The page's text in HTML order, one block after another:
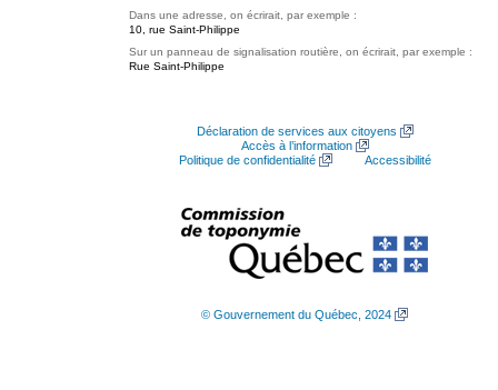
Dans une adresse, on écrirait, par exemple :
10, rue Saint-Philippe
Sur un panneau de signalisation routière, on écrirait, par exemple :
Rue Saint-Philippe
Déclaration de services aux citoyens
Accès à l’information
Politique de confidentialité
Accessibilité
© Gouvernement du Québec, 2024